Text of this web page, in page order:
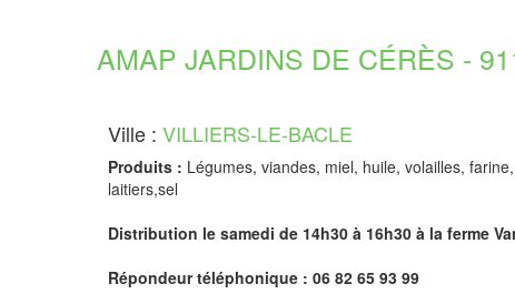
AMAP JARDINS DE CÉRÈS -
Ville : VILLIERS-LE-BACLE
Produits : Légumes, viandes, miel, huile, volailles,
laitiers,sel
Distribution le samedi de 14h30 à 16h30 à la ferme
Répondeur téléphonique : 06 82 65 93 99